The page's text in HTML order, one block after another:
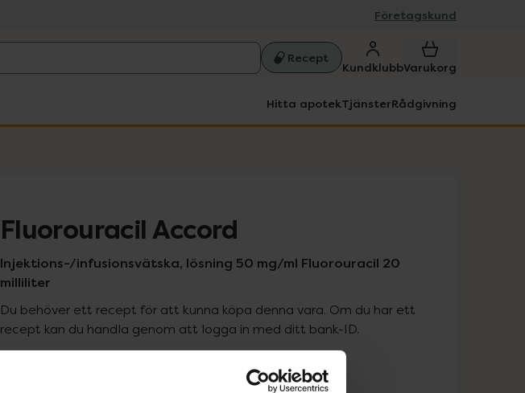
Företagskund
Recept
KundklubbVarukorg
Hitta apotekTjänsterRådgivning
Fluorouracil Accord
Injektions-/infusionsvätska, lösning 50 mg/ml Fluorouracil 20
milliliter
Du behöver ett recept för att kunna köpa denna vara. Om du har ett
recept kan du handla genom att logga in med ditt bank-ID.
Pris med recept